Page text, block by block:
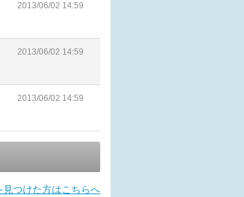
2013/06/02 14:59
2013/06/02 14:59
2013/06/02 14:59
つけた方はこちらへ